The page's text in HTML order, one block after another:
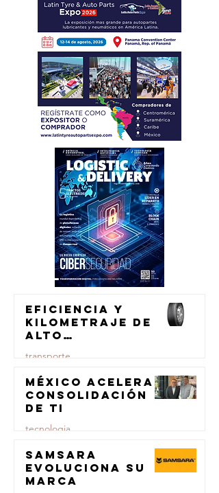
Eficiencia y
kilometraje de
alto
para el
transporte de
carga
transporte
23 jul
México acelera
consolidación
de TI
tecnologia
23 jul
Samsara
evoluciona su
marca